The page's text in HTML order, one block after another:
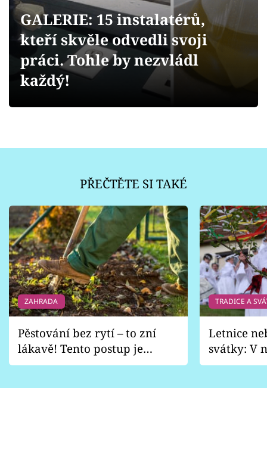
Přihlášení
Sledujte nás
GALERIE: 15 instalatérů,
kteří skvěle odvedli svoji
práci. Tohle by nezvládl
každý!
PŘEČTĚTE SI TAKÉ
ZAHRADA
Pěstování bez rytí – to zní
lákavě! Tento postup je
vhodný jen pro některé
TRADICE A
Letnice
svátky: V
pondělí